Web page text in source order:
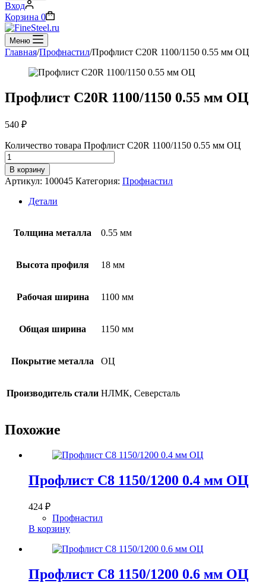
Вход
Корзина 0
Меню
Главная/Профнастил/Профлист С20R 1100/1150 0.55 мм ОЦ
Профлист С20R 1100/1150 0.55 мм ОЦ
540 ₽
Количество товара Профлист С20R 1100/1150 0.55 мм ОЦ
В корзину
Артикул: 100045 Категория: Профнастил
Детали
Толщина металла 0.55 мм
Высота профиля 18 мм
Рабочая ширина 1100 мм
Общая ширина 1150 мм
Покрытие металла ОЦ
Производитель стали НЛМК, Северсталь
Похожие
Профлист С8 1150/1200 0.4 мм ОЦ
424 ₽
Профнастил
В корзину
Профлист С8 1150/1200 0.6 мм ОЦ